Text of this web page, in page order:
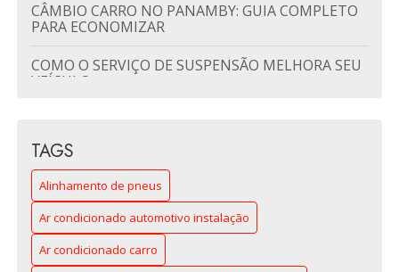
CÂMBIO CARRO NO PANAMBY: GUIA COMPLETO
PARA ECONOMIZAR
COMO O SERVIÇO DE SUSPENSÃO MELHORA SEU
VEÍCULO
DISCO DE FREIO: O QUE VOCÊ PRECISA SABER
PARA A SEGURANÇA DO SEU CARRO
DISCO DE FREIO: O QUE VOCÊ PRECISA SABER
PARA SEGURANÇA IDEAL
TAGS
Alinhamento de pneus
Ar condicionado automotivo instalação
Ar condicionado carro